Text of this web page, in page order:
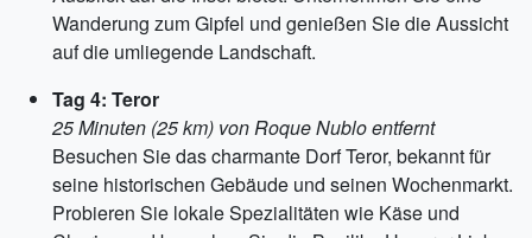
Wanderung zum Gipfel und genießen Sie die Aussicht
auf die umliegende Landschaft.
Tag 4: Teror
25 Minuten (25 km) von Roque Nublo entfernt
Besuchen Sie das charmante Dorf Teror, bekannt für
seine historischen Gebäude und seinen Wochenmarkt.
Probieren Sie lokale Spezialitäten wie Käse und